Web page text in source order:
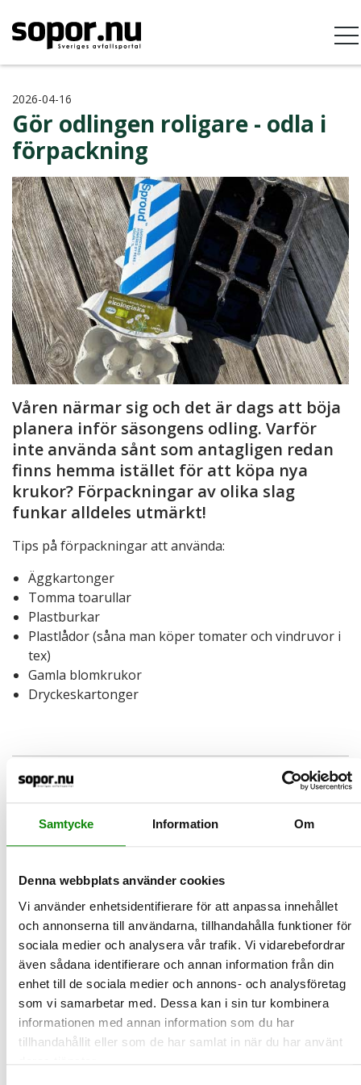
Samtycke Information Om
Denna webbplats använder cookies
Vi använder enhetsidentifierare för att anpassa innehållet
och annonserna till användarna, tillhandahålla funktioner för
sociala medier och analysera vår trafik. Vi vidarebefordrar
även sådana identifierare och annan information från din
enhet till de sociala medier och annons- och analysföretag
som vi samarbetar med. Dessa kan i sin tur kombinera
informationen med annan information som du har
tillhandahållit eller som de har samlat in när du har använt
2026-04-16
Gör odlingen roligare - odla i
förpackning
Våren närmar sig och det är dags att böja
planera inför säsongens odling. Varför
inte använda sånt som antagligen redan
finns hemma istället för att köpa nya
krukor? Förpackningar av olika slag
funkar alldeles utmärkt!
Tips på förpackningar att använda:
Äggkartonger
Tomma toarullar
Plastburkar
Plastlådor (såna man köper tomater och vindruvor i
tex)
Gamla blomkrukor
Dryckeskartonger
2026-04-16
Gör odlingen roligare - odla i
Våren närmar sig och det är dags att böja planera inför
säsongens odling. Varför inte använda sånt som antagligen re…
LÄS MER
2026-03-25
Nu minskar vi matsvinnet - Zero Waste
Day närmar sig
Den 30 mars är det International Zero Waste Day - FN:s initiativ
för att lyfta hållbara konsumtions- och produktions…
LÄS MER